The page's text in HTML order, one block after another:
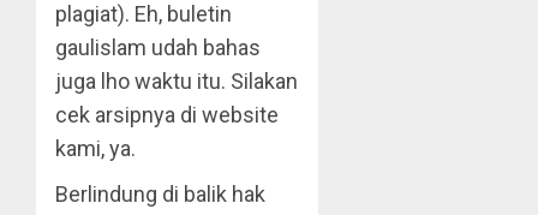
plagiat). Eh, buletin
gaulislam udah bahas
juga lho waktu itu. Silakan
cek arsipnya di website
kami, ya.
Berlindung di balik hak